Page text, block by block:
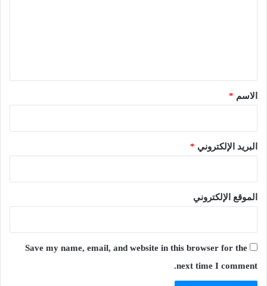
*الاسم *
البريد الإلكتروني *
الموقع الإلكتروني
Save my name, email, and website in this browser for the
next time I comment.